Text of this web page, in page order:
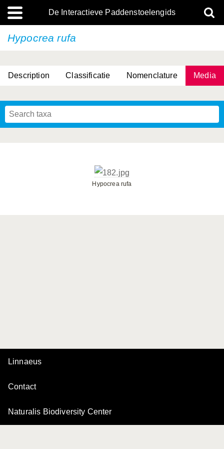
De Interactieve Paddenstoelengids
Hypocrea rufa
Description Classificatie Nomenclature Media
Hypocrea rufa
Linnaeus
Contact
Naturalis Biodiversity Center